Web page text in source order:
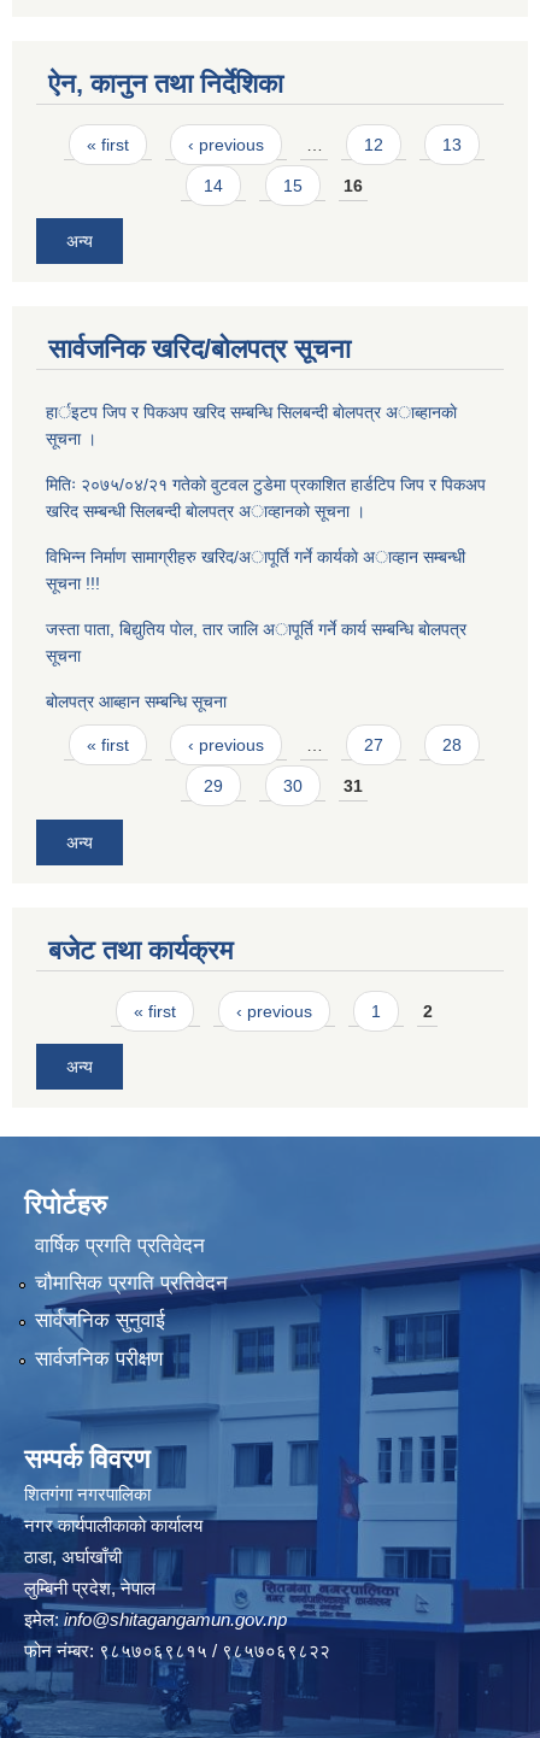
ऐन, कानुन तथा निर्देशिका
Pages
« first ‹ previous 12 13
14 15 16
अन्य
सार्वजनिक खरिद/बोलपत्र सूचना
हार्इटप जिप र पिकअप खरिद सम्बन्धि सिलबन्दी बाेलपत्र अाब्हानकाे
सूचना ।
मितिः २०७५/०४/२१ गतेकाे वुटवल टुडेमा प्रकाशित हार्डटिप जिप र पिकअप
खरिद सम्बन्धी सिलबन्दी बाेलपत्र अाव्हानकाे सूचना ।
विभिन्न निर्माण सामाग्रीहरु खरिद/अापूर्ति गर्ने कार्यकाे अाव्हान सम्बन्धी
सूचना !!!
जस्ता पाता, बिद्युतिय पाेल, तार जालि अापूर्ति गर्ने कार्य सम्बन्धि बाेलपत्र
सूचना
बोलपत्र आब्हान सम्बन्धि सूचना
Pages
« first ‹ previous … 27 28
29 30 31
अन्य
बजेट तथा कार्यक्रम
Pages« first ‹ previous 1 2
अन्य
रिपोर्टहरु
वार्षिक प्रगति प्रतिवेदन
चौमासिक प्रगति प्रतिवेदन
सार्वजनिक सुनुवाई
सार्वजनिक परीक्षण
सम्पर्क विवरण
शितगंगा नगरपालिका
नगर कार्यपालीकाकाे कार्यालय
ठाडा, अर्घाखाँची
लुम्बिनी प्रदेश, नेपाल
इमेल: info@shitagangamun.gov.np
फोन नंम्बर: ९८५७०६९८१५ / ९८५७०६९८२२